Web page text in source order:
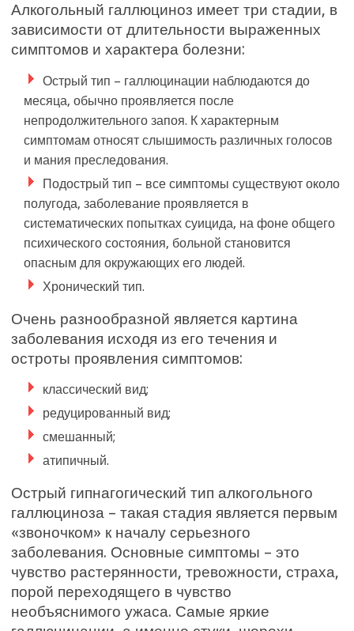
Алкогольный галлюциноз имеет три стадии, в
зависимости от длительности выраженных
симптомов и характера болезни:
Острый тип – галлюцинации наблюдаются до
месяца, обычно проявляется после
непродолжительного запоя. К характерным
симптомам относят слышимость различных голосов
и мания преследования.
Подострый тип – все симптомы существуют около
полугода, заболевание проявляется в
систематических попытках суицида, на фоне общего
психического состояния, больной становится
опасным для окружающих его людей.
Хронический тип.
Очень разнообразной является картина
заболевания исходя из его течения и
остроты проявления симптомов:
классический вид;
редуцированный вид;
смешанный;
атипичный.
Острый гипнагогический тип алкогольного
галлюциноза – такая стадия является первым
«звоночком» к началу серьезного
заболевания. Основные симптомы – это
чувство растерянности, тревожности, страха,
порой переходящего в чувство
необъяснимого ужаса. Самые яркие